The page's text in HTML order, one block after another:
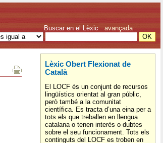
Buscar en el Lèxic avançada
Lèxic Obert Flexionat de
Català
El LOCF és un conjunt de recursos
lingüístics orientat al gran públic,
però també a la comunitat
científica. Es tracta d’una eina per a
tots els que treballen en llengua
catalana o tenen interès o dubtes
sobre el seu funcionament. Tots els
continguts del LOCF es troben en